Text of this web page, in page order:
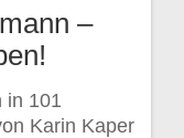
–
in 101
Karin Kaper